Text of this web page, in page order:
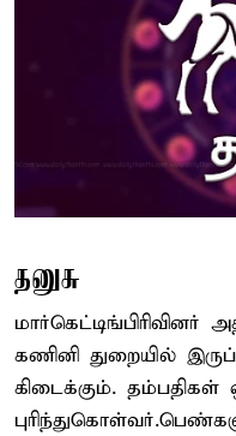
தனுசு
கணினி துறையில்
கிடைக்கும். தம்பதிகள்